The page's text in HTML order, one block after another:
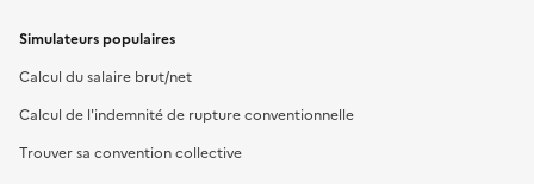
Simulateurs populaires
Calcul du salaire brut/net
Calcul de l'indemnité de rupture conventionnelle
Trouver sa convention collective